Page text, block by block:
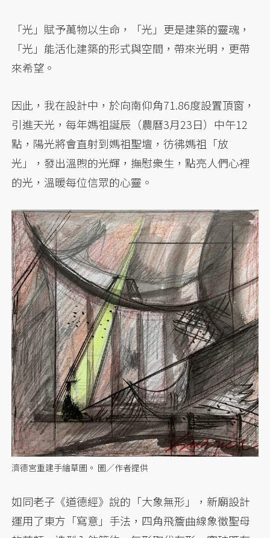
「光」賦予萬物以生命，「光」更是建築的靈魂，
「光」能活化建築的形式與空間，帶來光明，更帶
來希望。
因此，我在設計中，於向南仰角71.86度設置頂窗，
引進天光，每年媽祖誕辰（農曆3月23日）中午12
點，陽光將會直射到媽祖聖壇，彷彿媽祖「放
光」，發出溫煦的光輝，撫慰衆生，點亮人們心裡
的光，溫暖每位信眾的心靈。
濟德宮重建手繪草圖。 圖／作者提供
如同老子《道德經》說的「大象無形」，新廟設計
運用了東方「寫意」手法，四角飛簷曲線象徵聖母